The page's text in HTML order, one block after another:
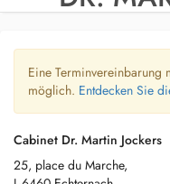
Eine Terminvereinbarung
möglich. Entdecken Sie
Cabinet Dr. Martin Jockers
25, place du Marche,